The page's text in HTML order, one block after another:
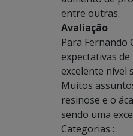
entre outras.
Avaliação
Para Fernando
expectativas
excelente nível
Muitos
resinose e o
sendo uma
Categorias :